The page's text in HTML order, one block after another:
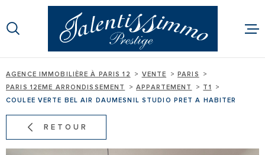
menu
contenu
ACHETER
AGENCE IMMOBILIÈRE À PARIS 12 VENTE
PARIS
PARIS 12EME ARRONDISSEMENT
APPARTEMENT
T1
COULEE VERTE BEL AIR DAUMESNIL STUDIO PRET A HABITER
RETOUR